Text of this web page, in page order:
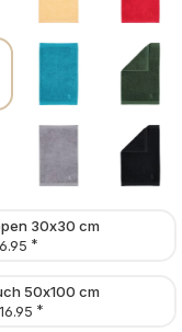
30x30 cm
*
50x100 cm
*